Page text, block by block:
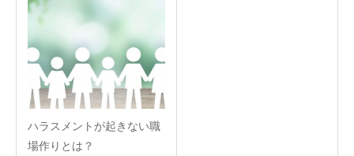
ハラスメントが起きない職
場作りとは？